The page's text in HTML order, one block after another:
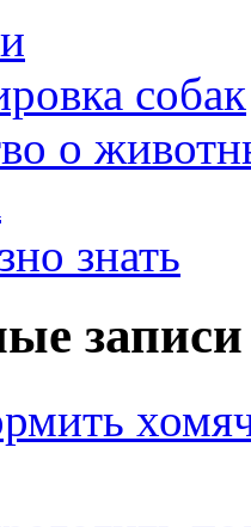
собак
о
знать
записи